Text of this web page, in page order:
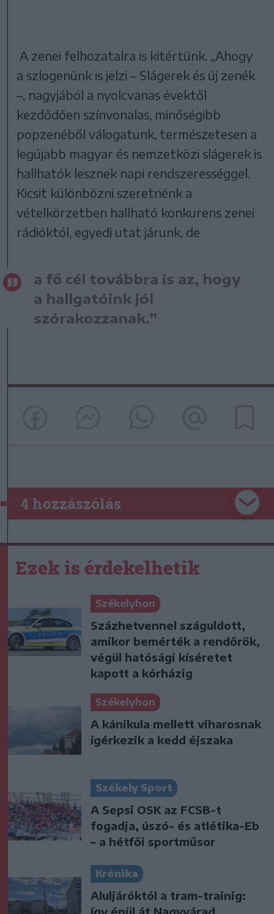
A zenei felhozatalra is kitértünk. „Ahogy
a szlogenünk is jelzi – Slágerek és új zenék
–, nagyjából a nyolcvanas évektől
kezdődően színvonalas, minőségibb
popzenéből válogatunk, természetesen a
legújabb magyar és nemzetközi slágerek is
hallhatók lesznek napi rendszerességgel.
Kicsit különbözni szeretnénk a
vételkörzetben hallható konkurens zenei
rádióktól, egyedi utat járunk, de
a fő cél továbbra is az, hogy
a hallgatóink jól
szórakozzanak.”
4 hozzászólás
Ezek is érdekelhetik
Székelyhon
Százhetvennel száguldott,
amikor bemérték a rendőrök,
végül hatósági kíséretet
kapott a kórházig
Székelyhon
A kánikula mellett viharosnak
ígérkezik a kedd éjszaka
Székely Sport
A Sepsi OSK az FCSB-t
fogadja, úszó- és atlétika-Eb
– a hétfői sportműsor
Krónika
Aluljáróktól a tram-trainig: